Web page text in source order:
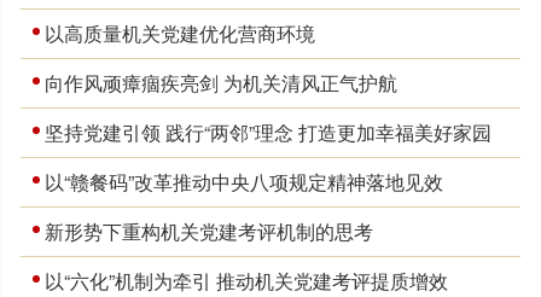
以高质量机关党建优化营商环境
向作风顽瘴痼疾亮剑 为机关清风正气护航
坚持党建引领 践行“两邻”理念 打造更加幸福美好家园
以“赣餐码”改革推动中央八项规定精神落地见效
新形势下重构机关党建考评机制的思考
以“六化”机制为牵引 推动机关党建考评提质增效